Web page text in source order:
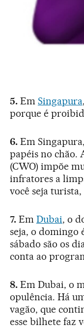
5.Em Singapura
porque é
6.Em
papéis no chão.
(CWO) impõe
infratores a
você seja
7.Em Dubai, o
seja, o domingo
sábado são os
conta ao
8.Em Dubai, o
opulência. Há
vagão, que
esse bilhete faz